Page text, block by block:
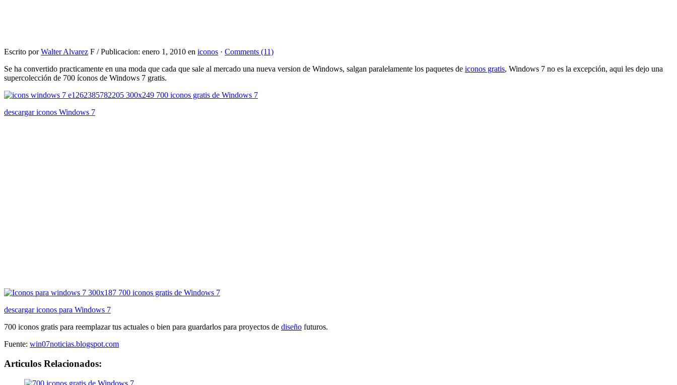
Escrito porWalter Alvarez F / Publicacion: enero 1, 2010 en iconos · Comments (11)
Se ha convertido practicamente en una moda que cada que sale al mercado una nueva version de Windows, salgan paralelamente los paquetes de iconos gratis, Windows 7 no es la excepción, aqui les dejo una
supercolección de 700 íconos de Windows 7 gratis.
descargar iconos Windows 7
descargar iconos para Windows 7
700 iconos gratis para reemplazar tus actuales o bien para guardarlos para proyectos de diseño futuros.
Fuente: win07noticias.blogspot.com
Articulos Relacionados: